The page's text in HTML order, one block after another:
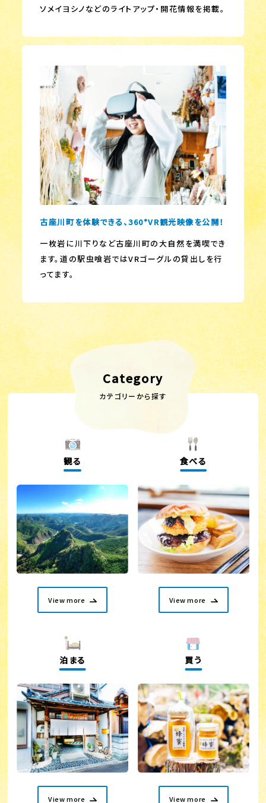
ソメイヨシノなどのライトアップ・開花情報を掲載。
古座川町を体験できる、360°VR観光映像を公開！
一枚岩に川下りなど古座川町の大自然を満喫でき
ます。道の駅虫喰岩ではVRゴーグルの貸出しを行
ってます。
Category
カテゴリーから探す
観る
View more
食べる
View more
泊まる
View more
買う
View more